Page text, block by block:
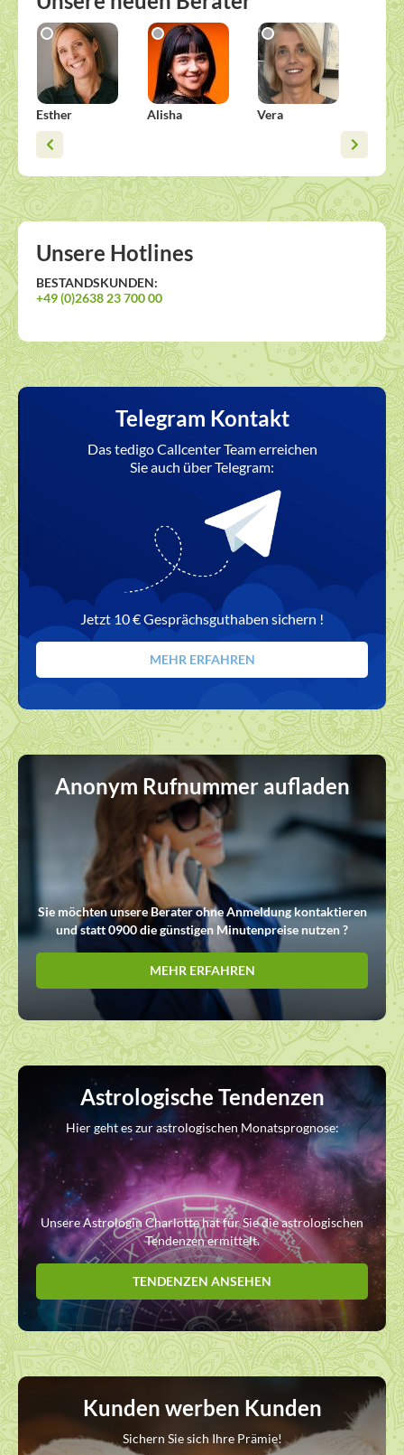
Esther Alisha Vera
Unsere Hotlines
BESTANDSKUNDEN:
+49 (0)2638 23 700 00
Telegram Kontakt
Das tedigo Callcenter Team erreichen
Sie auch über Telegram:
Jetzt 10 € Gesprächsguthaben sichern !
MEHR ERFAHREN
Anonym Rufnummer aufladen
Sie möchten unsere Berater ohne Anmeldung kontaktieren
und statt 0900 die günstigen Minutenpreise nutzen ?
MEHR ERFAHREN
Astrologische Tendenzen
Hier geht es zur astrologischen Monatsprognose:
Unsere Astrologin Charlotte hat für Sie die astrologischen
Tendenzen ermittelt.
TENDENZEN ANSEHEN
Kunden werben Kunden
Sichern Sie sich Ihre Prämie!